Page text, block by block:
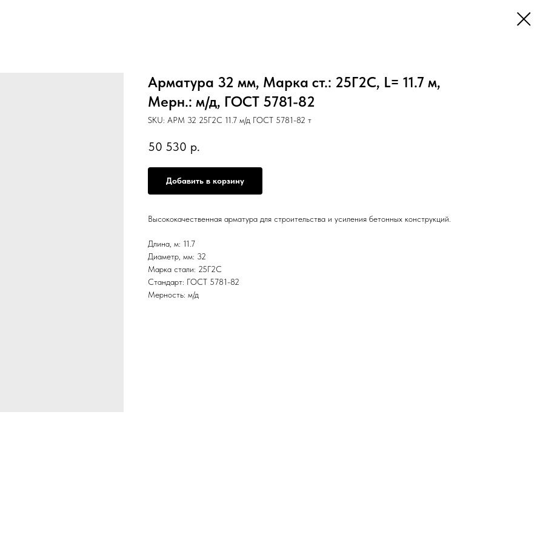
Арматура 32 мм, Марка ст.: 25Г2С, L= 11.7 м,
Мерн.: м/д, ГОСТ 5781-82
SKU: АРМ 32 25Г2С 11.7 м/д ГОСТ 5781-82 т
50 530 р.
Добавить в корзину
Высококачественная арматура для строительства и усиления бетонных конструкций.
Длина, м: 11.7
Диаметр, мм: 32
Марка стали: 25Г2С
Стандарт: ГОСТ 5781-82
Мерность: м/д